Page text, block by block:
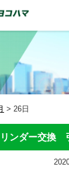
> 26日
ンダー交換